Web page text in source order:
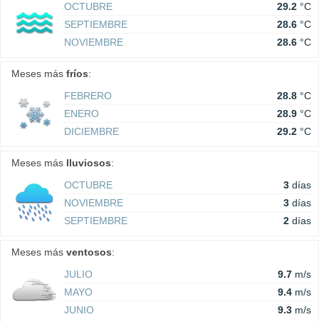
OCTUBRE
29.2 °C
SEPTIEMBRE
28.6 °C
NOVIEMBRE
28.6 °C
Meses más fríos:
FEBRERO
28.8 °C
ENERO
28.9 °C
DICIEMBRE
29.2 °C
Meses más lluviosos:
OCTUBRE
3 días
NOVIEMBRE
3 días
SEPTIEMBRE
2 días
Meses más ventosos:
JULIO
9.7 m/s
MAYO
9.4 m/s
JUNIO
9.3 m/s